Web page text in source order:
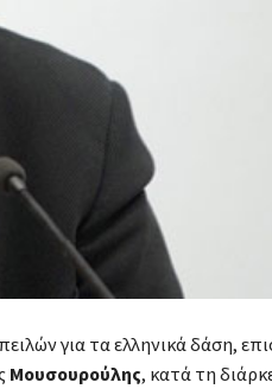
για τα ελληνικά δάση,
Μουσουρούλης, κατά τη